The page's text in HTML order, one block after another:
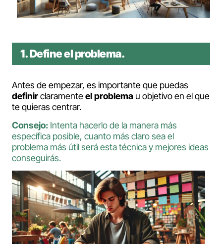
1. Define el problema.
Antes de empezar, es importante que puedas
definirclaramenteel problema u objetivo en el que
te quieras centrar.
Consejo: Intenta hacerlo de la manera más
específica posible, cuanto más claro sea el
problema más útil será esta técnica y mejores ideas
conseguirás.